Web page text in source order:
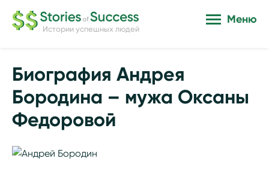
Истории успешных людей
Меню
Биография Андрея
Бородина – мужа Оксаны
Федоровой